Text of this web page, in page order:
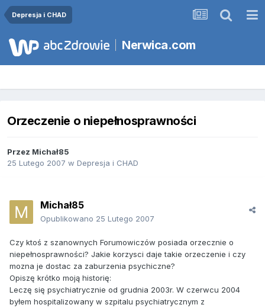
Depresja i CHAD
Nerwica.com
Orzeczenie o niepełnosprawności
Przez Michał85
25 Lutego 2007 w Depresja i CHAD
Michał85
Opublikowano 25 Lutego 2007
Czy ktoś z szanownych Forumowiczów posiada orzecznie o
niepełnosprawności? Jakie korzysci daje takie orzeczenie i czy
mozna je dostac za zaburzenia psychiczne?
Opiszę krótko moją historię:
Leczę się psychiatrycznie od grudnia 2003r. W czerwcu 2004
byłem hospitalizowany w szpitalu psychiatrycznym z